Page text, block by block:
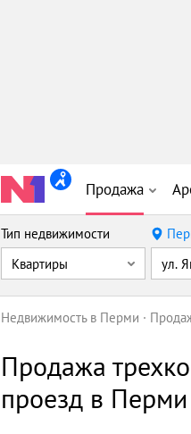
Продажа
Тип недвижимости
Квартиры
ул.
Недвижимость в Перми
Продажа
проезд в Перми